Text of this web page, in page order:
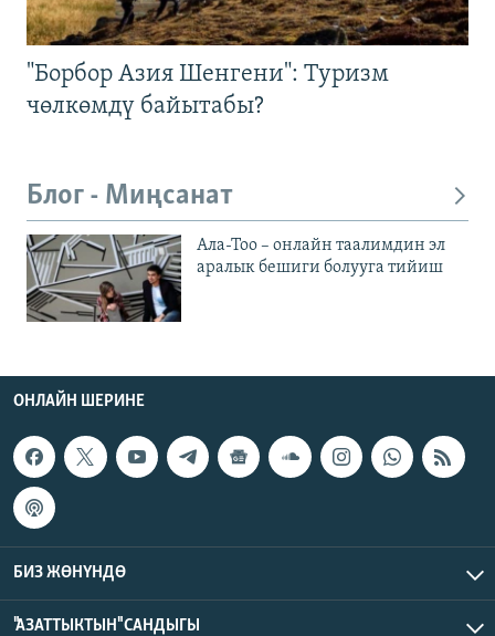
"Борбор Азия Шенгени": Туризм
чөлкөмдү байытабы?
Блог - Миңсанат
Ала-Тоо – онлайн таалимдин эл
аралык бешиги болууга тийиш
ОНЛАЙН ШЕРИНЕ
БИЗ ЖӨНҮНДӨ
"АЗАТТЫКТЫН" САНДЫГЫ